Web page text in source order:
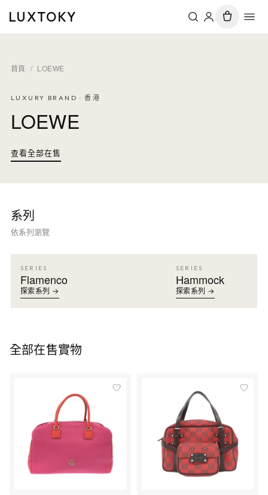
LUXTOKY
首頁 / LOEWE
LUXURY BRAND · 香港
LOEWE
查看全部在售
系列
依系列瀏覽
SERIES
Flamenco
探索系列 →
SERIES
Hammock
探索系列 →
全部在售實物